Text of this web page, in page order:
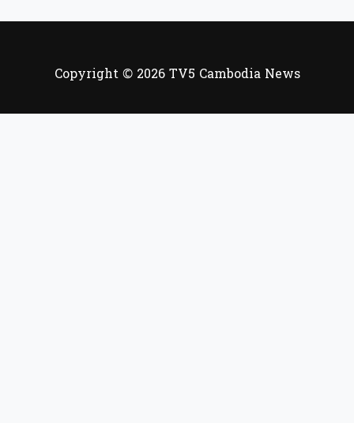
Copyright © 2026 TV5 Cambodia News